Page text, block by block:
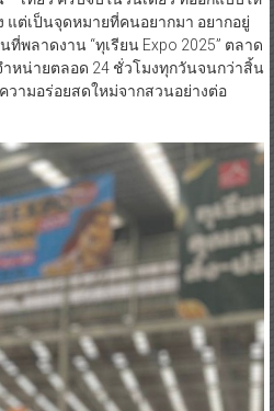
ต่เป็นจุดหมายที่คนอยากมา อยากอยู่
พลาดงาน “ทุเรียน Expo 2025” ตลาด
หน่ายตลอด 24 ชั่วโมงทุกวันจนกว่าสิ้น
วามอร่อยสดใหม่จากสวนอย่างต่อ